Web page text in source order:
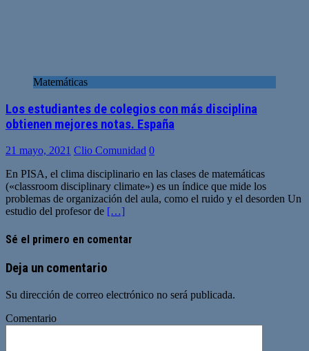
Matemáticas
Los estudiantes de colegios con más disciplina
obtienen mejores notas. España
21 mayo, 2021 Clio Comunidad 0
En PISA, el clima disciplinario en las clases de matemáticas
(«classroom disciplinary climate») es un índice que mide los
problemas de organización del aula, como el ruido y el desorden Un
estudio del profesor de […]
Sé el primero en comentar
Deja un comentario
Su dirección de correo electrónico no será publicada.
Comentario